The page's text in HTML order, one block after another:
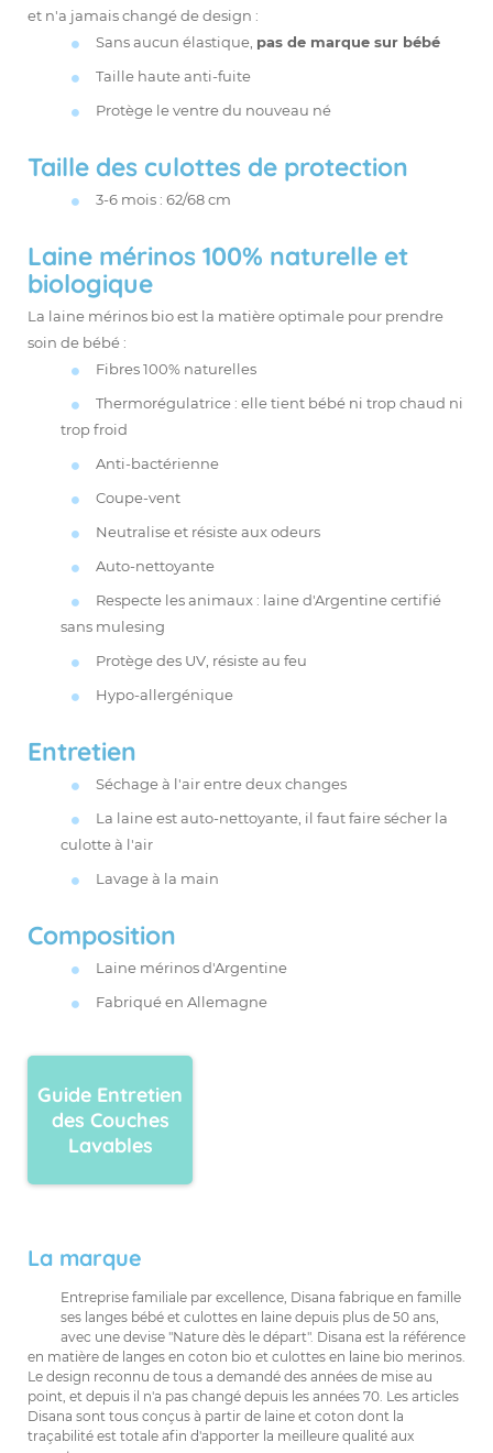
et n'a jamais changé de design :
Sans aucun élastique, pas de marque sur bébé
Taille haute anti-fuite
Protège le ventre du nouveau né
Taille des culottes de protection
3-6 mois : 62/68 cm
Laine mérinos 100% naturelle et
biologique
La laine mérinos bio est la matière optimale pour prendre
soin de bébé :
Fibres 100% naturelles
Thermorégulatrice : elle tient bébé ni trop chaud ni
trop froid
Anti-bactérienne
Coupe-vent
Neutralise et résiste auxodeurs
Auto-nettoyante
Respecte les animaux : laine d'Argentine certifié
sans mulesing
Protège des UV, résiste au feu
Hypo-allergénique
Entretien
Séchage à l'air entre deux changes
La laine est auto-nettoyante, il faut faire sécher la
culotte à l'air
Lavage à la main
Composition
Laine mérinos d'Argentine
Fabriqué en Allemagne
Guide Entretien
des Couches
Lavables
La marque
Entreprise familiale par excellence, Disana fabrique en famille
ses langes bébé et culottes en laine depuis plus de 50 ans,
avec une devise "Nature dès le départ". Disana est la référence
en matière de langes en coton bio et culottes en laine bio merinos.
Le design reconnu de tous a demandé des années de mise au
point, et depuis il n'a pas changé depuis les années 70. Les articles
Disana sont tous conçus à partir de laine et coton dont la
traçabilité est totale afin d'apporter la meilleure qualité aux